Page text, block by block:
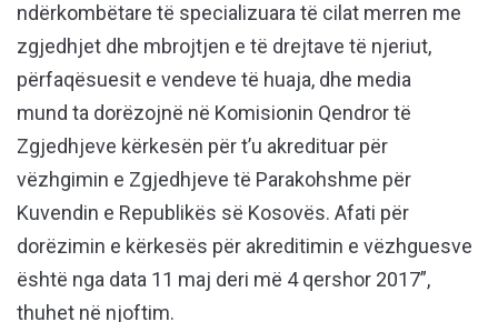
ndërkombëtare të specializuara të cilat merren me
zgjedhjet dhe mbrojtjen e të drejtave të njeriut,
përfaqësuesit e vendeve të huaja, dhe media
mund ta dorëzojnë në Komisionin Qendror të
Zgjedhjeve kërkesën për t’u akredituar për
vëzhgimin e Zgjedhjeve të Parakohshme për
Kuvendin e Republikës së Kosovës. Afati për
dorëzimin e kërkesës për akreditimin e vëzhguesve
është nga data 11 maj deri më 4 qershor 2017”,
thuhet në njoftim.